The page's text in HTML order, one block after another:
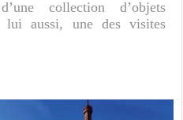
collection d’objets
lui aussi, une des visites